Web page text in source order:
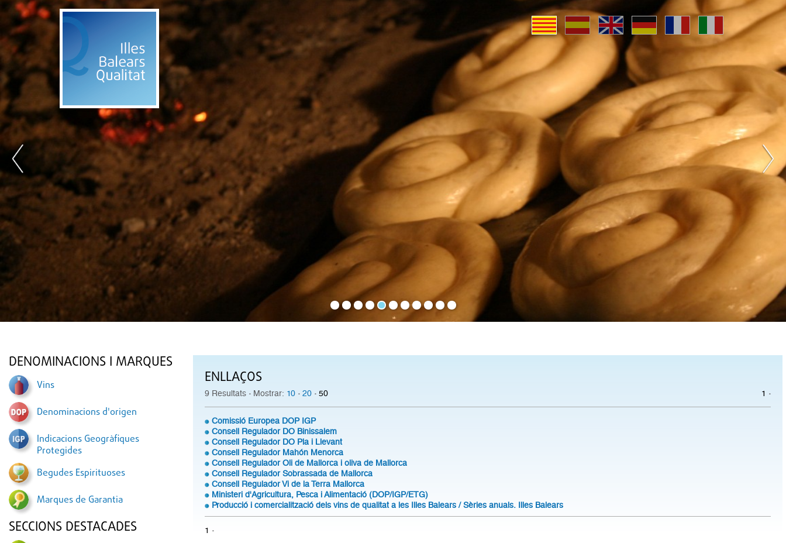
DENOMINACIONS I MARQUES
Vins
Denominacions d'origen
Indicacions Geogràfiques
Protegides
Begudes Espirituoses
Marques de Garantia
SECCIONS DESTACADES
ENLLAÇOS
9 Resultats · Mostrar: 10 · 20 · 50 1 ·
Comissió Europea DOP IGP
Consell Regulador DO Binissalem
Consell Regulador DO Pla i Llevant
Consell Regulador Mahón Menorca
Consell Regulador Oli de Mallorca i oliva de Mallorca
Consell Regulador Sobrassada de Mallorca
Consell Regulador Vi de la Terra Mallorca
Ministeri d'Agricultura, Pesca i Alimentació (DOP/IGP/ETG)
Producció i comercialització dels vins de qualitat a les Illes Balears / Sèries anuals. Illes Balears
1 ·